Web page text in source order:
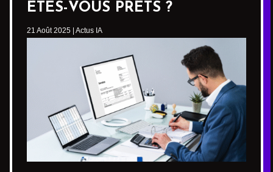
ÊTES-VOUS PRÊTS ?
21 Août 2025 Actus IA